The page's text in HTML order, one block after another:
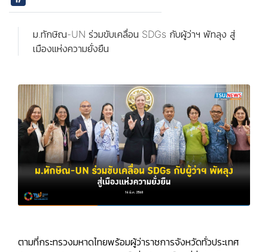
ม.ทักษิณ-UN ร่วมขับเคลื่อน SDGs กับผู้ว่าฯ พัทลุง สู่
เมืองแห่งความยั่งยืน
ตามที่กระทรวงมหาดไทยพร้อมผู้ว่าราชการจังหวัดทั่วประเทศ